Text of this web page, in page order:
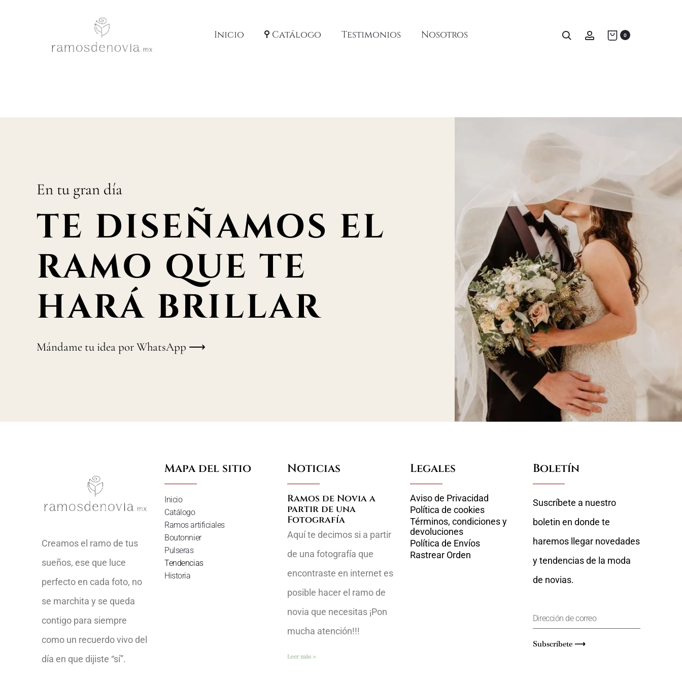
Inicio Catálogo Testimonios Nosotros 0
La mejor elección
En tu gran día
TE DISEÑAMOS EL
RAMO QUE TE
HARÁ BRILLAR
Mándame tu idea por WhatsApp ⟶
Creamos el ramo de tus
sueños, ese que luce
perfecto en cada foto, no
se marchita y se queda
contigo para siempre
como un recuerdo vivo del
día en que dijiste “sí”.
Mapa del sitio
Inicio
Catálogo
Ramos artificiales
Boutonnier
Pulseras
Tendencias
Historia
Noticias
Ramos de Novia a
partir de una
Fotografía
Aquí te decimos si a partir
de una fotografía que
encontraste en internet es
posible hacer el ramo de
novia que necesitas ¡Pon
mucha atención!!!
Leer más »
Legales
Aviso de Privacidad
Política de cookies
Términos, condiciones y
devoluciones
Política de Envíos
Rastrear Orden
Boletín
Suscríbete a nuestro
boletin en donde te
haremos llegar novedades
y tendencias de la moda
de novias.
Subscríbete ⟶